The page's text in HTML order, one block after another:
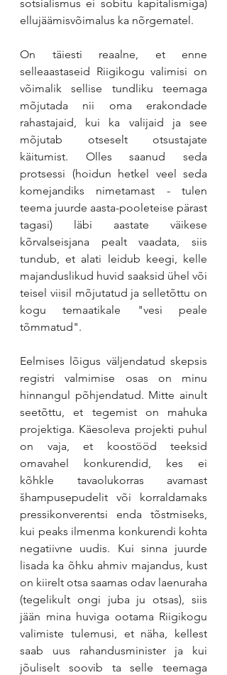
sotsialismus ei sobitu kapitalismiga)
ellujäämisvõimalus ka nõrgematel.
On täiesti reaalne, et enne
selleaastaseid Riigikogu valimisi on
võimalik sellise tundliku teemaga
mõjutada nii oma erakondade
rahastajaid, kui ka valijaid ja see
mõjutab otseselt otsustajate
käitumist. Olles saanud seda
protsessi (hoidun hetkel veel seda
komejandiks nimetamast - tulen
teema juurde aasta-pooleteise pärast
tagasi) läbi aastate väikese
kõrvalseisjana pealt vaadata, siis
tundub, et alati leidub keegi, kelle
majanduslikud huvid saaksid ühel või
teisel viisil mõjutatud ja selletõttu on
kogu temaatikale "vesi peale
tõmmatud".
Eelmises lõigus väljendatud skepsis
registri valmimise osas on minu
hinnangul põhjendatud. Mitte ainult
seetõttu, et tegemist on mahuka
projektiga. Käesoleva projekti puhul
on vaja, et koostööd teeksid
omavahel konkurendid, kes ei
kõhkle tavaolukorras avamast
šhampusepudelit või korraldamaks
pressikonverentsi enda tõstmiseks,
kui peaks ilmenma konkurendi kohta
negatiivne uudis. Kui sinna juurde
lisada ka õhku ahmiv majandus, kust
on kiirelt otsa saamas odav laenuraha
(tegelikult ongi juba ju otsas), siis
jään mina huviga ootama Riigikogu
valimiste tulemusi, et näha, kellest
saab uus rahandusminister ja kui
jõuliselt soovib ta selle teemaga